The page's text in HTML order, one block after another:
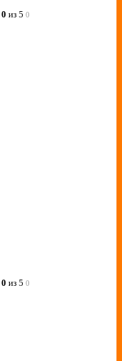
0 из 5 0
0 из 5 0